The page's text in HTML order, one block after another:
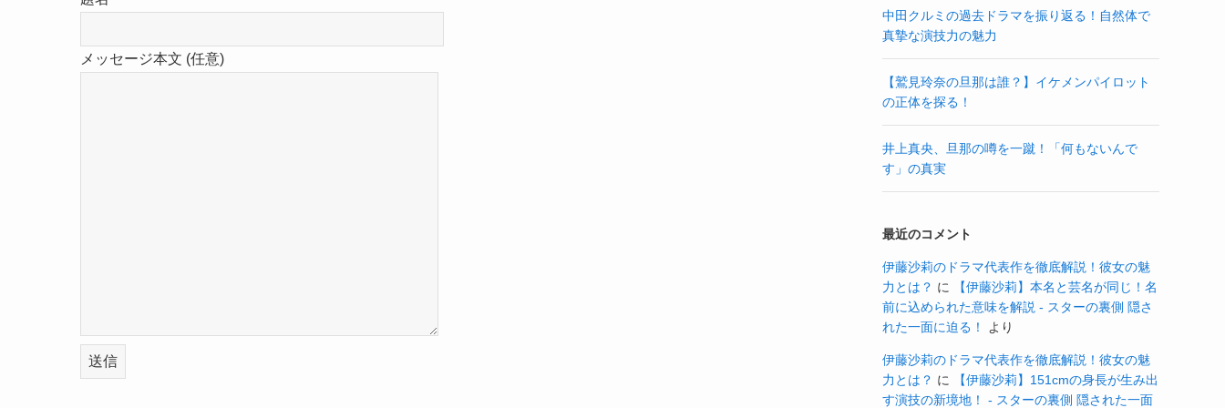
メッセージ本文 (任意)
中田クルミの過去ドラマを振り返る！自然体で
真摯な演技力の魅力
【鷲見玲奈の旦那は誰？】イケメンパイロット
の正体を探る！
井上真央、旦那の噂を一蹴！「何もないんで
す」の真実
最近のコメント
伊藤沙莉のドラマ代表作を徹底解説！彼女の魅
力とは？ に
【伊藤沙莉】本名と芸名が同じ！名
前に込められた意味を解説 - スターの裏側 隠さ
れた一面に迫る！
より
伊藤沙莉のドラマ代表作を徹底解説！彼女の魅
力とは？ に
【伊藤沙莉】151cmの身長が生み出
す演技の新境地！ - スターの裏側 隠された一面